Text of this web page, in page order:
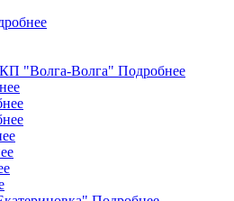
"Волга-Волга" Подробнее